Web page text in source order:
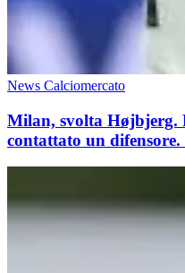
News Calciomercato
Milan, svolta Højbjerg.
contattato un difensore.